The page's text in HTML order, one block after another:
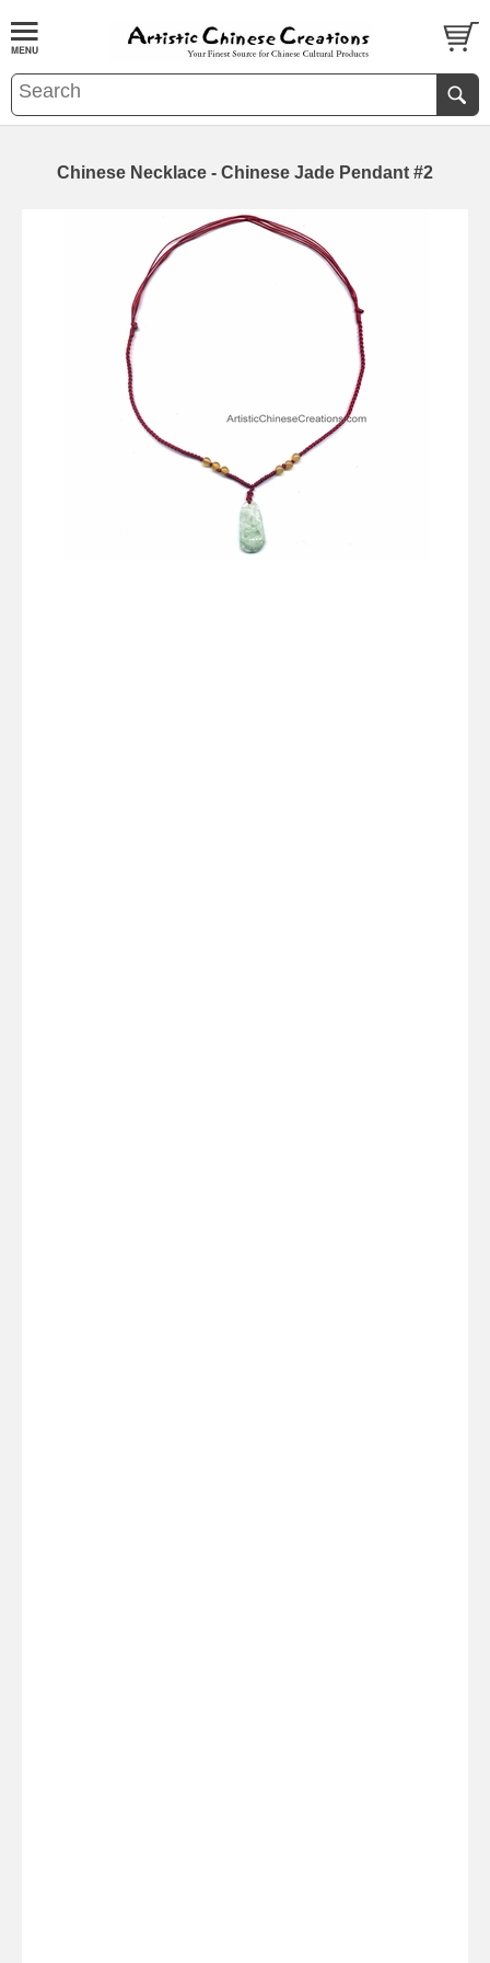
Chinese Necklace - Chinese Jade Pendant #2